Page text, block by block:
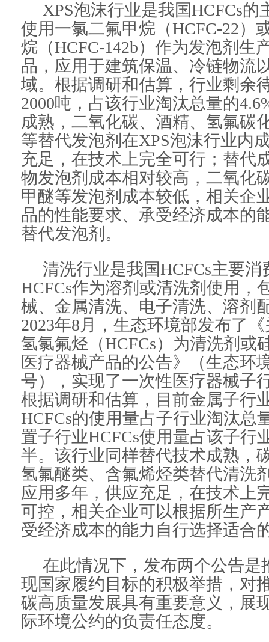
XPS泡沫行业是我国HCFCs
使用一氯二氟甲烷（HCFC-22）
烷（HCFC-142b）作为发泡剂生
品，应用于建筑保温、冷链物流
域。根据调研和估算，行业剩余
2000吨，占该行业淘汰总量的
成熟，二氧化碳、酒精、氢氟碳
等替代发泡剂在XPS泡沫行业内
充足，在技术上完全可行；替代
物发泡剂成本相对较高，二氧化
甲醚等发泡剂成本较低，相关企
品的性能要求、承受经济成本的
替代发泡剂。
清洗行业是我国HCFCs主要
HCFCs作为溶剂或清洗剂使用，
械、金属清洗、电子清洗、溶剂
2023年8月，生态环境部发布了
氢氯氟烃（HCFCs）为清洗剂或
医疗器械产品的公告》（生态环
号），实现了一次性医疗器械子
根据调研和估算，目前金属子行
HCFCs的使用量占子行业淘汰总
置子行业HCFCs使用量占该子行
半。该行业同样替代技术成熟，
氢氟醚类、含氟烯烃类替代清洗
应用多年，供应充足，在技术上
可控，相关企业可以根据所生产
受经济成本的能力自行选择适合
在此情况下，发布两个公告是
现国家履约目标的积极举措，对
碳高质量发展具有重要意义，展
际环境公约的负责任态度。